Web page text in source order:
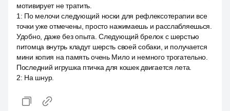
мотивирует не тратить.
1 : По мелочи следующий носки для рефлексотерапии все
точки уже отмечены, просто нажимаешь и расслабляешься.
Удобно, даже без опыта. Следующий брелок с шерстью
питомца внутрь кладут шерсть своей собаки, и получается
мини копия на память очень Мило и немного трогательно.
Последний игрушка птичка для кошек двигается лета.
2: На шнур.